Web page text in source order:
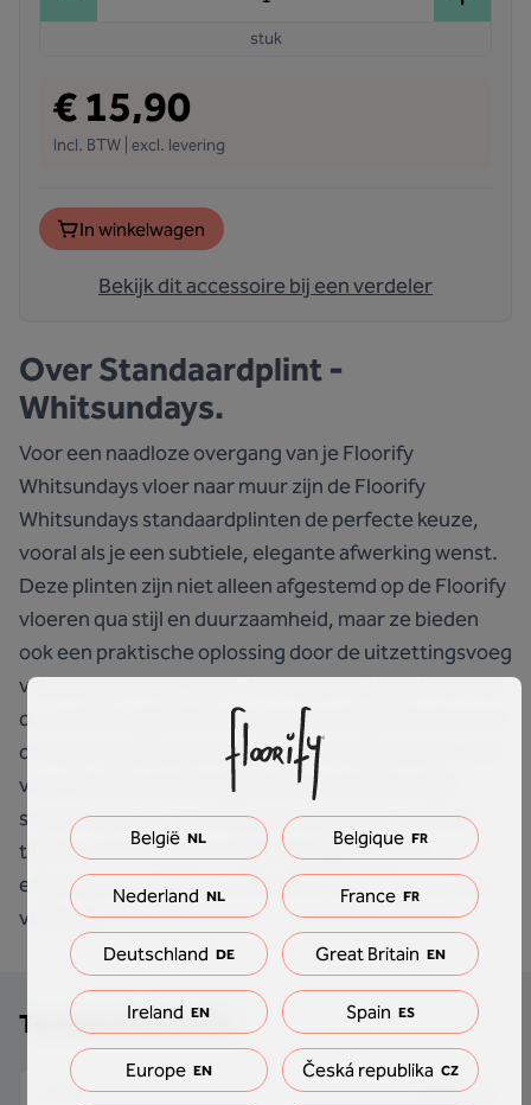
stuk
€ 15,90
Incl. BTW | excl. levering
In winkelwagen
Bekijk dit accessoire bij een verdeler
OverStandaardplint -
Whitsundays.
Voor een naadloze overgang van je Floorify
Whitsundays vloer naar muur zijn de Floorify
Whitsundays standaardplinten de perfecte keuze,
vooral als je een subtiele, elegante afwerking wenst.
Deze plinten zijn niet alleen afgestemd op de Floorify
vloeren qua stijl en duurzaamheid, maar ze bieden
ook een praktische oplossing door de uitzettingsvoeg
vakkundig te verbergen. Dit maakt ze ideaal voor wie
de voorkeur geeft aan een gestroomlijnde look boven
de meer opvallende uitstraling van hoge plinten. Kies
voor Floorify standaardplinten om de natuurlijke
schoonheid van je ruimte te accentueren met een
tijdloze uitstraling, terwijl je tegelijkertijd een
essentieel onderdeel van je vloerinstallatie discreet
verbergt.
Technische details
Lengte 2000 mm
België NL Belgique FR
Nederland NL France FR
Deutschland DE Great Britain EN
Ireland EN Spain ES
Europe EN Česká republika CZ